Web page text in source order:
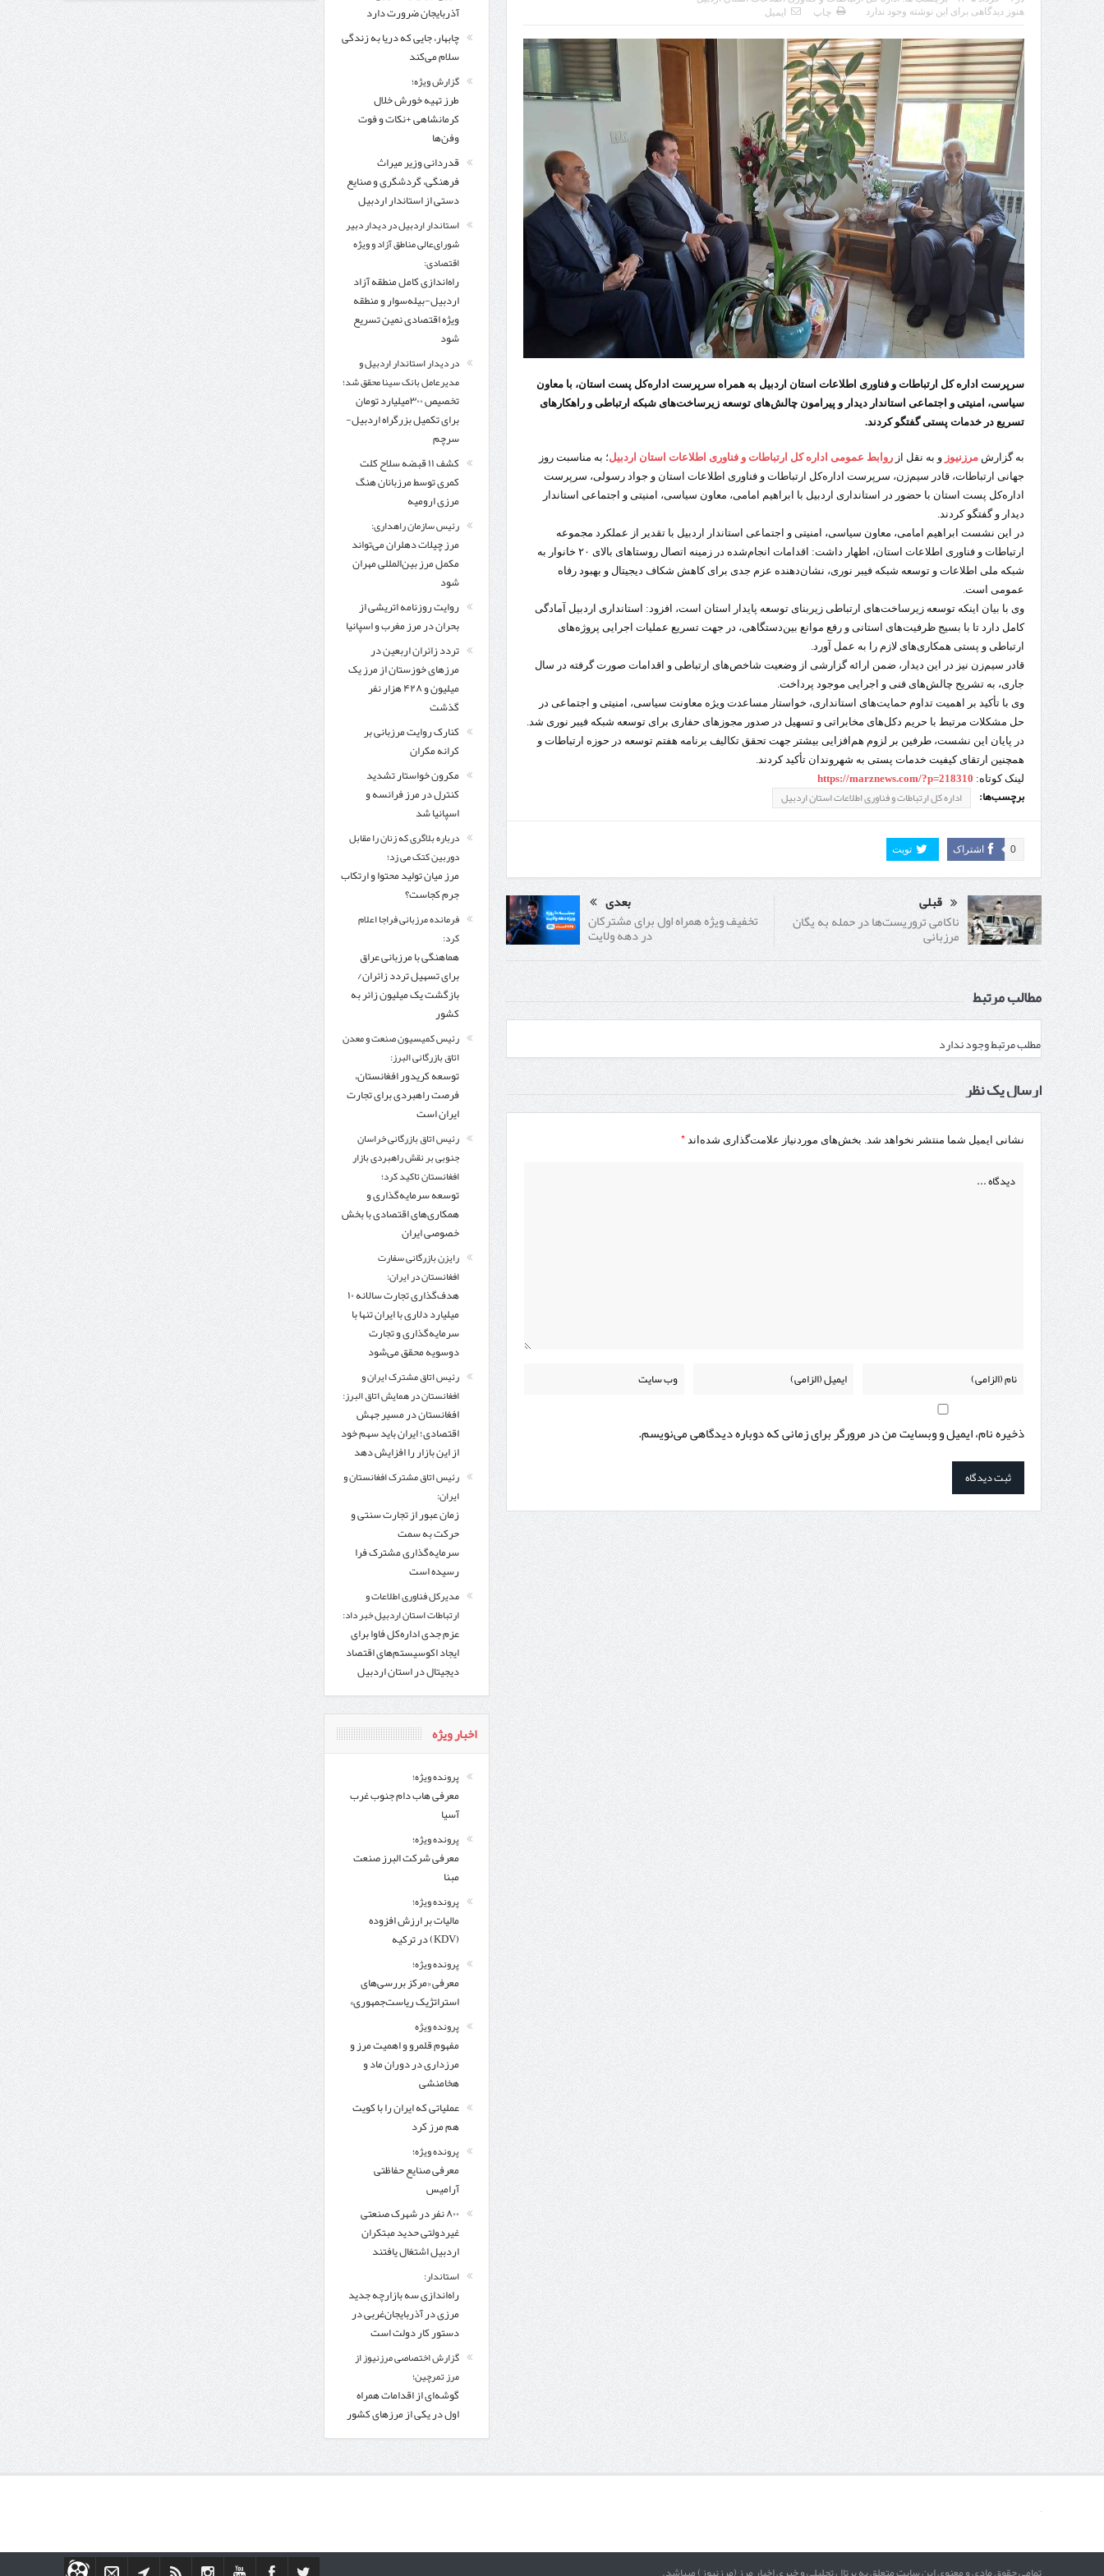
مرز چیلات دهلران می‌تواند مکمل مرز بین‌المللی مهران شود
روایت روزنامه اتریشی از بحران در مرز مغرب و اسپانیا
تردد زائران اربعین در مرزهای خوزستان از مرز یک میلیون و ۴۲۸ هزار نفر گذشت
هنوز دیدگاهی برای این نوشته وجود ندارد
چاپ ایمیل
سرپرست اداره کل ارتباطات و فناوری اطلاعات استان اردبیل به همراه سرپرست اداره‌کل پست استان، با معاون
سیاسی، امنیتی و اجتماعی استاندار دیدار و پیرامون چالش‌های توسعه زیرساخت‌های شبکه ارتباطی و راهکارهای
تسریع در خدمات پستی گفتگو کردند.
به گزارش مرزنیوز و به نقل ازروابط عمومی اداره کل ارتباطات و فناوری اطلاعات استان اردبیل؛ به مناسبت روز
جهانی ارتباطات، قادر سیم‌زن، سرپرست اداره‌کل ارتباطات و فناوری اطلاعات استان و جواد رسولی، سرپرست
اداره‌کل پست استان با حضور در استانداری اردبیل با ابراهیم امامی، معاون سیاسی، امنیتی و اجتماعی استاندار
دیدار و گفتگو کردند.
در این نشست ابراهیم امامی، معاون سیاسی، امنیتی و اجتماعی استاندار اردبیل با تقدیر از عملکرد مجموعه
ارتباطات و فناوری اطلاعات استان، اظهار داشت: اقدامات انجام‌شده در زمینه اتصال روستاهای بالای ۲۰ خانوار به
شبکه ملی اطلاعات و توسعه شبکه فیبر نوری، نشان‌دهنده عزم جدی برای کاهش شکاف دیجیتال و بهبود رفاه
عمومی است.
وی با بیان اینکه توسعه زیرساخت‌های ارتباطی زیربنای توسعه پایدار استان است، افزود: استانداری اردبیل آمادگی
کامل دارد تا با بسیج ظرفیت‌های استانی و رفع موانع بین‌دستگاهی، در جهت تسریع عملیات اجرایی پروژه‌های
ارتباطی و پستی همکاری‌های لازم را به عمل آورد.
قادر سیم‌زن نیز در این دیدار، ضمن ارائه گزارشی از وضعیت شاخص‌های ارتباطی و اقدامات صورت‌ گرفته در سال
جاری، به تشریح چالش‌های فنی و اجرایی موجود پرداخت.
وی با تأکید بر اهمیت تداوم حمایت‌های استانداری، خواستار مساعدت ویژه معاونت سیاسی، امنیتی و اجتماعی در
حل مشکلات مرتبط با حریم دکل‌های مخابراتی و تسهیل در صدور مجوزهای حفاری برای توسعه شبکه فیبر نوری شد.
در پایان این نشست، طرفین بر لزوم هم‌افزایی بیشتر جهت تحقق تکالیف برنامه هفتم توسعه در حوزه ارتباطات و
همچنین ارتقای کیفیت خدمات پستی به شهروندان تأکید کردند.
لینک کوتاه: https://marznews.com/?p=218310
برچسب‌ها: اداره کل ارتباطات و فناوری اطلاعات استان اردبیل
اشتراک 0 تویت
قبلی
ناکامی تروریست‌ها در حمله به یگان
مرزبانی
بعدی
تخفیف ویژه همراه اول برای مشترکان
در دهه ولایت
مطالب مرتبط
مطلب مرتبط وجود ندارد
ارسال یک نظر
نشانی ایمیل شما منتشر نخواهد شد. بخش‌های موردنیاز علامت‌گذاری شده‌اند*
ذخیره نام، ایمیل و وبسایت من در مرورگر برای زمانی که دوباره دیدگاهی می‌نویسم.
آذربایجان ضرورت دارد
چابهار، جایی که دریا به زندگی
سلام می‌کند
گزارش ویژه؛
طرز تهیه خورش خلال
کرمانشاهی +نکات و فوت
وفن‌ها
قدردانی وزیر میراث
فرهنگی، گردشگری و صنایع
دستی از استاندار اردبیل
استاندار اردبیل در دیدار دبیر
شورای‌عالی مناطق آزاد و ویژه
اقتصادی:
راه‌اندازی کامل منطقه آزاد
اردبیل-بیله‌سوار و منطقه
ویژه اقتصادی نمین تسریع
شود
در دیدار استاندار اردبیل و
مدیرعامل بانک سینا محقق شد؛
تخصیص ۳۰۰میلیارد تومان
برای تکمیل بزرگراه اردبیل-
سرچم
کشف ۱۱ قبضه سلاح کلت
کمری توسط مرزبانان هنگ
مرزی ارومیه
رئیس سازمان راهداری:
مرز چیلات دهلران می‌تواند
مکمل مرز بین‌المللی مهران
شود
روایت روزنامه اتریشی از
بحران در مرز مغرب و اسپانیا
تردد زائران اربعین در
مرزهای خوزستان از مرز یک
میلیون و ۴۲۸ هزار نفر
گذشت
کنارک روایت مرزبانی بر
کرانه مکران
مکرون خواستار تشدید
کنترل‌ در مرز فرانسه و
اسپانیا شد
درباره بلاگری که زنان را مقابل
دوربین کتک می زد؛
مرز میان تولید محتوا و ارتکاب
جرم کجاست؟
فرمانده مرزبانی فراجا اعلام
کرد:
هماهنگی با مرزبانی عراق
برای تسهیل تردد زائران/
بازگشت یک میلیون زائر به
کشور
رئیس کمیسیون صنعت و معدن
اتاق بازرگانی البرز:
توسعه کریدور افغانستان،
فرصت راهبردی برای تجارت
ایران است
رئیس اتاق بازرگانی خراسان
جنوبی بر نقش راهبردی بازار
افغانستان تاکید کرد؛
توسعه سرمایه‌گذاری و
همکاری‌های اقتصادی با بخش
خصوصی ایران
رایزن بازرگانی سفارت
افغانستان در ایران:
هدف‌گذاری تجارت سالانه ۱۰
میلیارد دلاری با ایران تنها با
سرمایه‌گذاری و تجارت
دوسویه محقق می‌شود
رئیس اتاق مشترک ایران و
افغانستان در همایش اتاق البرز:
افغانستان در مسیر جهش
اقتصادی؛ ایران باید سهم خود
از این بازار را افزایش دهد
رئیس اتاق مشترک افغانستان و
ایران:
زمان عبور از تجارت سنتی و
حرکت به سمت
سرمایه‌گذاری مشترک فرا
رسیده است
مدیرکل فناوری اطلاعات و
ارتباطات استان اردبیل خبر داد:
عزم جدی اداره‌کل فاوا برای
ایجاد اکوسیستم‌های اقتصاد
دیجیتال در استان اردبیل
اخبار ویژه
پرونده ویژه؛
معرفی هاب دام جنوب غرب
آسیا
پرونده ویژه؛
معرفی شركت البرز صنعت
مبنا
پرونده ویژه؛
مالیات بر ارزش افزوده
(KDV) در ترکیه
پرونده ویژه؛
معرفی «مرکز بررسی‌های
استراتژیک ریاست‌جمهوری»
پرونده ویژه
مفهوم قلمرو و اهمیت مرز و
مرزداری در دوران ماد و
هخامنشی
عملیاتی که ایران را با کویت
هم مرز کرد
پرونده ویژه؛
معرفی صنایع حفاظتی
آرامیس
۸۰۰ نفر در شهرک صنعتی
غیردولتی حدید مبتکران
اردبیل اشتغال یافتند
استاندار:
راه‌اندازی سه بازارچه جدید
مرزی در آذربایجان‌غربی در
دستور کار دولت است
گزارش اختصاصی مرزنیوز از
مرز تمرچین؛
گوشه‌ای از اقدامات همراه
اول در یکی از مرزهای کشور